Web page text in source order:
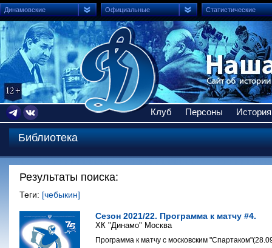
Динамовские Официальные Статистические
Клуб Персоны История
Библиотека
Результаты поиска:
Теги: [чебыкин]
Сезон 2021/22. Программа к матчу #4.
ХК "Динамо" Москва
Программа к матчу с московским